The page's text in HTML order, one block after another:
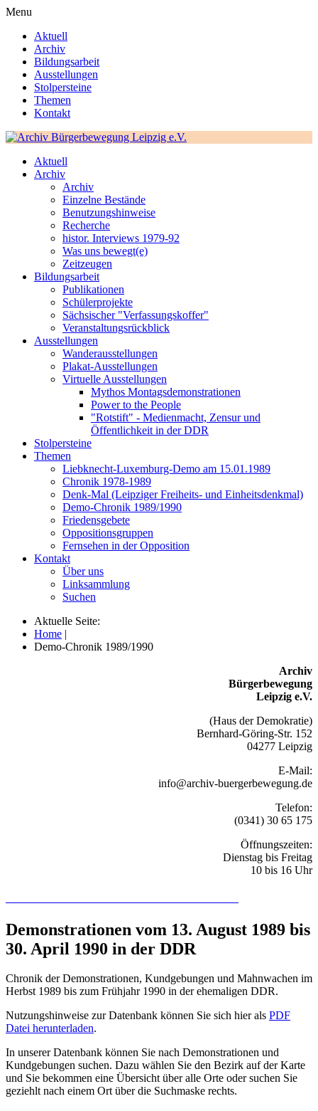
Menu
Aktuell
Archiv
Bildungsarbeit
Ausstellungen
Stolpersteine
Themen
Kontakt
Aktuell
Archiv
Archiv
Einzelne Bestände
Benutzungshinweise
Recherche
histor. Interviews 1979-92
Was uns bewegt(e)
Zeitzeugen
Bildungsarbeit
Publikationen
Schülerprojekte
Sächsischer "Verfassungskoffer"
Veranstaltungsrückblick
Ausstellungen
Wanderausstellungen
Plakat-Ausstellungen
Virtuelle Ausstellungen
Mythos Montagsdemonstrationen
Power to the People
"Rotstift" - Medienmacht, Zensur und
Öffentlichkeit in der DDR
Stolpersteine
Themen
Liebknecht-Luxemburg-Demo am 15.01.1989
Chronik 1978-1989
Denk-Mal (Leipziger Freiheits- und Einheitsdenkmal)
Demo-Chronik 1989/1990
Friedensgebete
Oppositionsgruppen
Fernsehen in der Opposition
Kontakt
Über uns
Linksammlung
Suchen
Aktuelle Seite:
Home |
Demo-Chronik 1989/1990
Archiv
Bürgerbewegung
Leipzig e.V.
(Haus der Demokratie)
Bernhard-Göring-Str. 152
04277 Leipzig
E-Mail:
info@archiv-buergerbewegung.de
Telefon:
(0341) 30 65 175
Öffnungszeiten:
Dienstag bis Freitag
10 bis 16 Uhr
Demonstrationen vom 13. August 1989 bis
30. April 1990 in der DDR
Chronik der Demonstrationen, Kundgebungen und Mahnwachen im
Herbst 1989 bis zum Frühjahr 1990 in der ehemaligen DDR.
Nutzungshinweise zur Datenbank können Sie sich hier als PDF
Datei herunterladen.
In unserer Datenbank können Sie nach Demonstrationen und
Kundgebungen suchen. Dazu wählen Sie den Bezirk auf der Karte
und Sie bekommen eine Übersicht über alle Orte oder suchen Sie
geziehlt nach einem Ort über die Suchmaske rechts.